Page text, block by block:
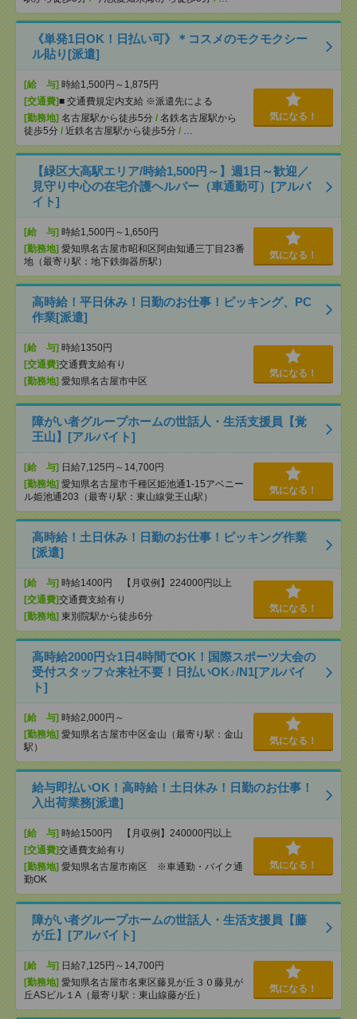
《単発1日OK！日払い可》＊コスメのモクモクシー
ル貼り[派遣]
[給 与] 時給1,500円～1,875円
[交通費]■ 交通費規定内支給 ※派遣先による
[勤務地] 名古屋駅から徒歩5分 / 名鉄名古屋駅から
徒歩5分 / 近鉄名古屋駅から徒歩5分 / …
気になる！
【緑区大高駅エリア/時給1,500円～】週1日～歓迎／
見守り中心の在宅介護ヘルパー（車通勤可）[アルバ
イト]
[給 与] 時給1,500円～1,650円
[勤務地] 愛知県名古屋市昭和区阿由知通三丁目23番
地（最寄り駅：地下鉄御器所駅）
気になる！
高時給！平日休み！日勤のお仕事！ピッキング、PC
作業[派遣]
[給 与] 時給1350円
[交通費]交通費支給有り
[勤務地] 愛知県名古屋市中区
気になる！
障がい者グループホームの世話人・生活支援員【覚
王山】[アルバイト]
[給 与] 日給7,125円～14,700円
[勤務地] 愛知県名古屋市千種区姫池通1-15アベニー
ル姫池通203（最寄り駅：東山線覚王山駅）
気になる！
高時給！土日休み！日勤のお仕事！ピッキング作業
[派遣]
[給 与] 時給1400円 【月収例】224000円以上
[交通費]交通費支給有り
[勤務地] 東別院駅から徒歩6分
気になる！
高時給2000円☆1日4時間でOK！国際スポーツ大会の
受付スタッフ☆来社不要！日払いOK♪/N1[アルバイ
ト]
[給 与] 時給2,000円～
[勤務地] 愛知県名古屋市中区金山（最寄り駅：金山
駅）
気になる！
給与即払いOK！高時給！土日休み！日勤のお仕事！
入出荷業務[派遣]
[給 与] 時給1500円 【月収例】240000円以上
[交通費]交通費支給有り
[勤務地] 愛知県名古屋市南区 ※車通勤・バイク通
勤OK
気になる！
障がい者グループホームの世話人・生活支援員【藤
が丘】[アルバイト]
[給 与] 日給7,125円～14,700円
[勤務地] 愛知県名古屋市名東区藤見が丘３０藤見が
丘ASビル１A（最寄り駅：東山線藤が丘）
気になる！